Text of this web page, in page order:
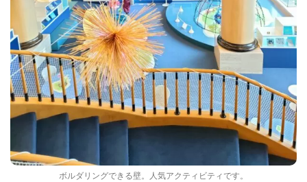
ボルダリングできる壁。人気アクティビティです。